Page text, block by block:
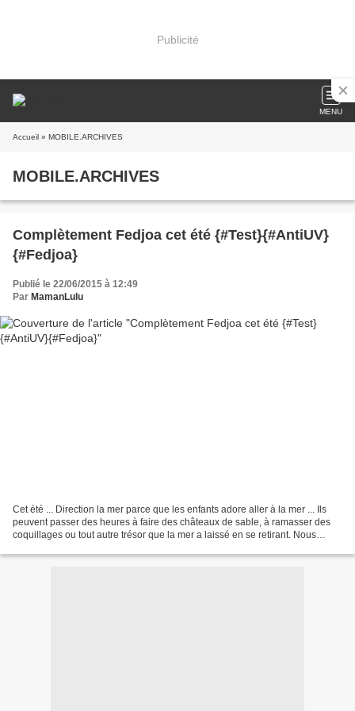
Publicité
MENU
Accueil » MOBILE.ARCHIVES
MOBILE.ARCHIVES
Complètement Fedjoa cet été {#Test}{#AntiUV}
{#Fedjoa}
Publié le 22/06/2015 à 12:49
Par MamanLulu
Cet été ... Direction la mer parce que les enfants adore aller à la mer ... Ils
peuvent passer des heures à faire des châteaux de sable, à ramasser des
coquillages ou tout autre trésor que la mer a laissé en se retirant. Nous